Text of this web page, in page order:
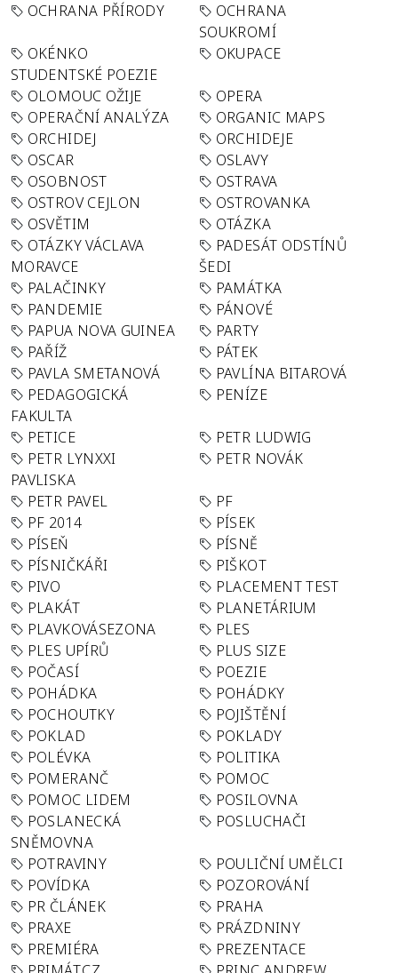
OCHRANA PŘÍRODY
OCHRANA
SOUKROMÍ
OKÉNKO
STUDENTSKÉ POEZIE
OKUPACE
OLOMOUC OŽIJE
OPERA
OPERAČNÍ ANALÝZA
ORGANIC MAPS
ORCHIDEJ
ORCHIDEJE
OSCAR
OSLAVY
OSOBNOST
OSTRAVA
OSTROV CEJLON
OSTROVANKA
OSVĚTIM
OTÁZKA
OTÁZKY VÁCLAVA
MORAVCE
PADESÁT ODSTÍNŮ
ŠEDI
PALAČINKY
PAMÁTKA
PANDEMIE
PÁNOVÉ
PAPUA NOVA GUINEA
PARTY
PAŘÍŽ
PÁTEK
PAVLA SMETANOVÁ
PAVLÍNA BITAROVÁ
PEDAGOGICKÁ
FAKULTA
PENÍZE
PETICE
PETR LUDWIG
PETR LYNXXI
PAVLISKA
PETR NOVÁK
PETR PAVEL
PF
PF 2014
PÍSEK
PÍSEŇ
PÍSNĚ
PÍSNIČKÁŘI
PIŠKOT
PIVO
PLACEMENT TEST
PLAKÁT
PLANETÁRIUM
PLAVKOVÁSEZONA
PLES
PLES UPÍRŮ
PLUS SIZE
POČASÍ
POEZIE
POHÁDKA
POHÁDKY
POCHOUTKY
POJIŠTĚNÍ
POKLAD
POKLADY
POLÉVKA
POLITIKA
POMERANČ
POMOC
POMOC LIDEM
POSILOVNA
POSLANECKÁ
SNĚMOVNA
POSLUCHAČI
POTRAVINY
POULIČNÍ UMĚLCI
POVÍDKA
POZOROVÁNÍ
PR ČLÁNEK
PRAHA
PRAXE
PRÁZDNINY
PREMIÉRA
PREZENTACE